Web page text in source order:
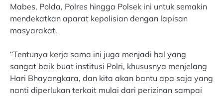
Mabes, Polda, Polres hingga Polsek ini untuk semakin
mendekatkan aparat kepolisian dengan lapisan
masyarakat.
“Tentunya kerja sama ini juga menjadi hal yang
sangat baik buat institusi Polri, khususnya menjelang
Hari Bhayangkara, dan kita akan bantu apa saja yang
nanti diperlukan terkait mulai dari perizinan sampai